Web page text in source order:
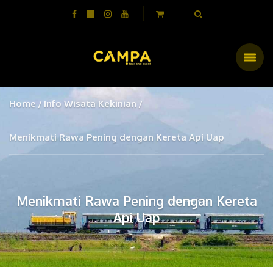
Home Info Wisata Kekinian
Menikmati Rawa Pening dengan Kereta Api Uap
Menikmati Rawa Pening dengan Kereta
Api Uap